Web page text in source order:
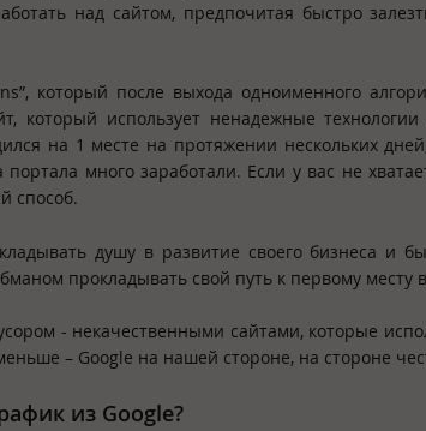
над сайтом, предпочитая быстро
который после выхода одноименного
который использует ненадежные
на 1 месте на протяжении нескольких
много заработали. Если у вас не
способ.
душу в развитие своего бизнеса и
прокладывать свой путь к первому месту
- некачественными сайтами, которые
– Google на нашей стороне, на стороне
из Google?